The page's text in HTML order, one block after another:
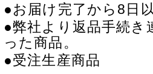
●お届け完了から8日
●弊社より返品手続き
った商品。
●受注生産商品